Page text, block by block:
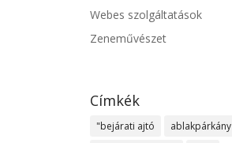
Webes szolgáltatások
Zeneművészet
Címkék
"bejárati ajtó
ablakpárkány